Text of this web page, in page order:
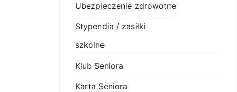
Ubezpieczenie zdrowotne
Stypendia / zasiłki
szkolne
Klub Seniora
Karta Seniora